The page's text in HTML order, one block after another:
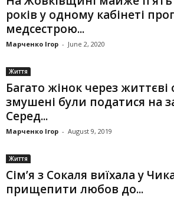
років у одному кабінеті
медсестрою...
Марченко Ігор - June 2, 2020
Життя
Багато жінок через
змушені були податися на
Серед...
Марченко Ігор - August 9, 2019
Життя
Сім’я з Сокаля виїхала у
прищепити любов до...